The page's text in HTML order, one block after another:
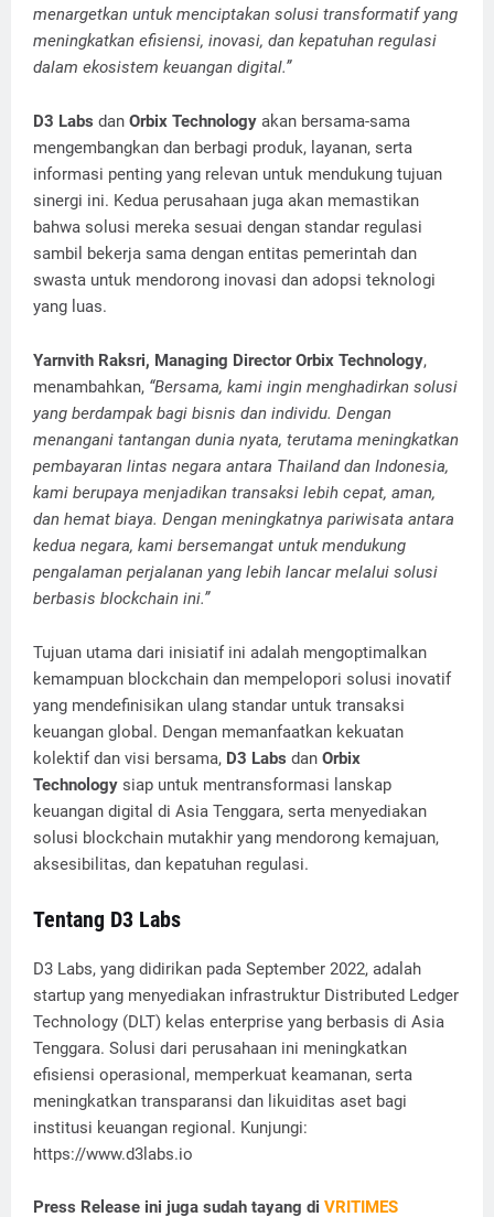
menargetkan untuk menciptakan solusi transformatif yang
meningkatkan efisiensi, inovasi, dan kepatuhan regulasi
dalam ekosistem keuangan digital.”
D3 Labs dan Orbix Technology akan bersama-sama
mengembangkan dan berbagi produk, layanan, serta
informasi penting yang relevan untuk mendukung tujuan
sinergi ini. Kedua perusahaan juga akan memastikan
bahwa solusi mereka sesuai dengan standar regulasi
sambil bekerja sama dengan entitas pemerintah dan
swasta untuk mendorong inovasi dan adopsi teknologi
yang luas.
Yarnvith Raksri, Managing Director Orbix Technology,
menambahkan, “Bersama, kami ingin menghadirkan solusi
yang berdampak bagi bisnis dan individu. Dengan
menangani tantangan dunia nyata, terutama meningkatkan
pembayaran lintas negara antara Thailand dan Indonesia,
kami berupaya menjadikan transaksi lebih cepat, aman,
dan hemat biaya. Dengan meningkatnya pariwisata antara
kedua negara, kami bersemangat untuk mendukung
pengalaman perjalanan yang lebih lancar melalui solusi
berbasis blockchain ini.”
Tujuan utama dari inisiatif ini adalah mengoptimalkan
kemampuan blockchain dan mempelopori solusi inovatif
yang mendefinisikan ulang standar untuk transaksi
keuangan global. Dengan memanfaatkan kekuatan
kolektif dan visi bersama, D3 Labs dan Orbix
Technology siap untuk mentransformasi lanskap
keuangan digital di Asia Tenggara, serta menyediakan
solusi blockchain mutakhir yang mendorong kemajuan,
aksesibilitas, dan kepatuhan regulasi.
Tentang D3 Labs
D3 Labs, yang didirikan pada September 2022, adalah
startup yang menyediakan infrastruktur Distributed Ledger
Technology (DLT) kelas enterprise yang berbasis di Asia
Tenggara. Solusi dari perusahaan ini meningkatkan
efisiensi operasional, memperkuat keamanan, serta
meningkatkan transparansi dan likuiditas aset bagi
institusi keuangan regional. Kunjungi:
https://www.d3labs.io
Press Release ini juga sudah tayang di VRITIMES